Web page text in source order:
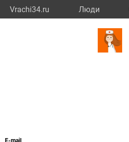
Vrachi34.ru Люди